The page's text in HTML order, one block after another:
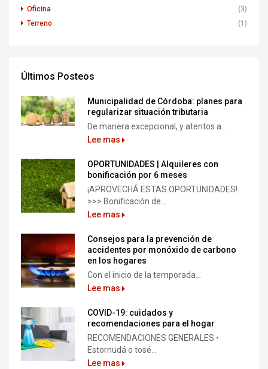
Oficina
(3)
Terreno
(1)
Últimos Posteos
Municipalidad de Córdoba: planes para
regularizar situación tributaria
De manera excepcional, y atentos a...
Lee mas
OPORTUNIDADES | Alquileres con
bonificación por 6 meses
¡APROVECHÁ ESTAS OPORTUNIDADES!
>>> Bonificación de...
Lee mas
Consejos para la prevención de
accidentes por monóxido de carbono
en los hogares
Con el inicio de la temporada...
Lee mas
COVID-19: cuidados y
recomendaciones para el hogar
RECOMENDACIONES GENERALES •
Estornudá o tosé...
Lee mas